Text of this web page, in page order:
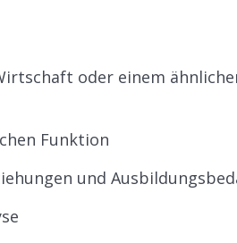
oder einem
Funktion
und